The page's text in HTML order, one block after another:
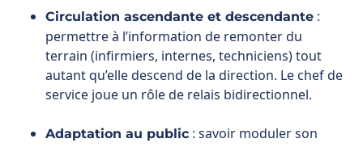
service joue un rôle de relais bidirectionnel.
Adaptation au public: savoir moduler son
discours selon qu’il s’adresse à des internes en
formation, à des médecins expérimentés ou à